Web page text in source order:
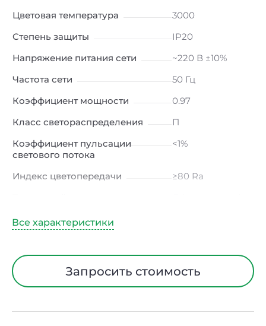
Цветовая температура
3000
Степень защиты
IP20
Напряжение питания сети
~220 В ±10%
Частота сети
50 Гц
Коэффициент мощности
0.97
Класс светораспределения
П
Коэффициент пульсации
светового потока
<1%
Индекс цветопередачи
≥80 Ra
Угол рассеивания
Диапазон рабочих
температурЗапросить стоимость